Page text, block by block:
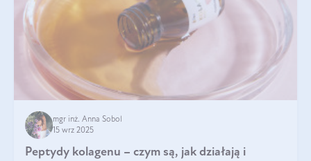
mgr inż. Anna Sobol
15 wrz 2025
Peptydy kolagenu – czym są, jak działają i